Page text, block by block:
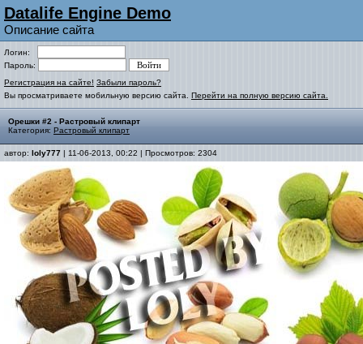
Datalife Engine Demo
Описание сайта
Логин:
Пароль:
Регистрация на сайте! Забыли пароль?
Вы просматриваете мобильную версию сайта. Перейти на полную версию сайта.
Орешки #2 - Растровый клипарт
Категория: Растровый клипарт
автор: loly777 | 11-06-2013, 00:22 | Просмотров: 2304